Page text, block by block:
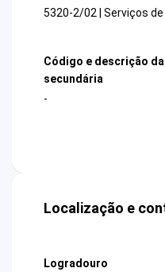
5320-2/02 | Serviços
Código e descrição
secundária
-
Localização e
Logradouro